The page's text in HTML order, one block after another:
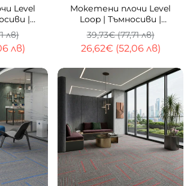
Level
|
лв)
лв)
Мокетени плочи Level
Loop | Тъмносиви |
50х50см
26,62€ (52,06 лв)
39,73€ (77,71 лв)